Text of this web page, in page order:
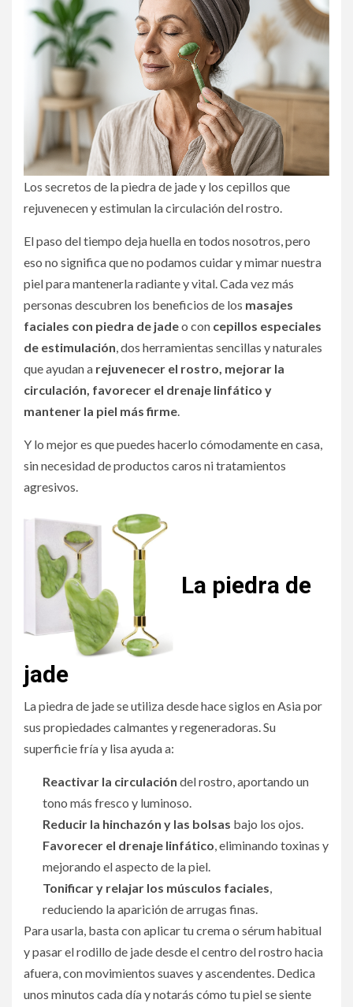
Los secretos de la piedra de jade y los cepillos que
rejuvenecen y estimulan la circulación del rostro.
El paso del tiempo deja huella en todos nosotros, pero
eso no significa que no podamos cuidar y mimar nuestra
piel para mantenerla radiante y vital. Cada vez más
personas descubren los beneficios de los masajes
faciales con piedra de jadeo con cepillos especiales
de estimulación , dos herramientas sencillas y naturales
que ayudan a rejuvenecer el rostro, mejorar la
circulación, favorecer el drenaje linfático y
mantener la piel más firme
Y lo mejor es que puedes hacerlo cómodamente en casa,
sin necesidad de productos caros ni tratamientos
agresivos.
La piedra de
jade
La piedra de jade se utiliza desde hace siglos en Asia por
sus propiedades calmantes y regeneradoras. Su
superficie fría y lisa ayuda a:
Reactivar la circulación del rostro, aportando un
tono más fresco y luminoso.
Reducir la hinchazón y las bolsas bajo los ojos.
Favorecer el drenaje linfático, eliminando toxinas y
mejorando el aspecto de la piel.
Tonificar y relajar los músculos faciales,
reduciendo la aparición de arrugas finas.
Para usarla, basta con aplicar tu crema o sérum habitual
y pasar el rodillo de jade desde el centro del rostro hacia
afuera, con movimientos suaves y ascendentes. Dedica
unos minutos cada día y notarás cómo tu piel se siente